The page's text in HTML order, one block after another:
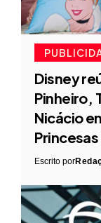
Disney
Pinheiro,
Nicácio
Princesas
Escrito por